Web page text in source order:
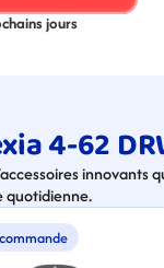
jours
4-62
innovants
quotidienne.